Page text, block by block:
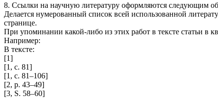
8. Ссылки на научную литературу оформляются следующим
Делается нумерованный список всей использованной
странице.
При упоминании какой-либо из этих работ в тексте статьи в
Например:
В тексте:
[1]
[1, с. 81]
[1, с. 81–106]
[2, p. 43–49]
[3, S. 58–60]